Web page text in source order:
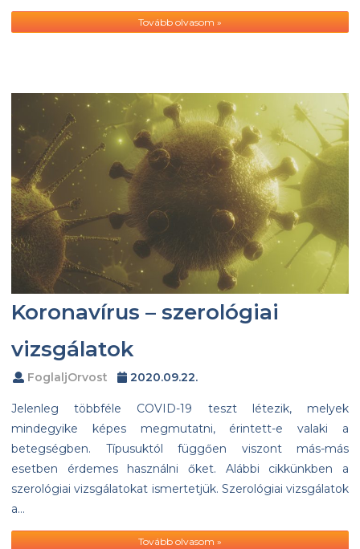
Tovább olvasom »
Koronavírus – szerológiai
vizsgálatok
FoglaljOrvost 2020.09.22.
Jelenleg többféle COVID-19 teszt létezik, melyek
mindegyike képes megmutatni, érintett-e valaki a
betegségben. Típusuktól függően viszont más-más
esetben érdemes használni őket. Alábbi cikkünkben a
szerológiai vizsgálatokat ismertetjük. Szerológiai vizsgálatok
a…
Tovább olvasom »